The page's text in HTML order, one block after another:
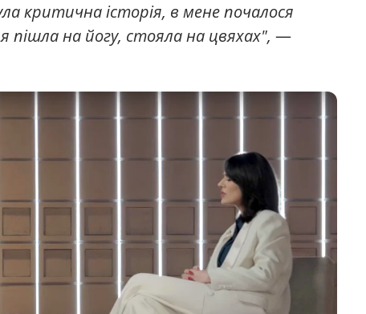
критична історія, в мене почалося
на йогу, стояла на цвяхах", —